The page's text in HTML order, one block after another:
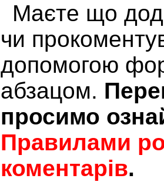
Маєте що
чи
допомогою
абзацом.
просимо
Правилами
коментарів.